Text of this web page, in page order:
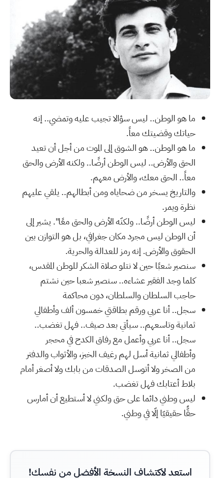
ما هو الوطن.. ليس سؤالا تجيب عليه وتمضي.. إنه
حياتك وقضيتك معاً.
ما هو الوطن.. هو الشوق إلى الموت من أجل أن تعيد
الحق والأرض.. ليس الوطن أرضًا.. ولكنه الأرض والحق
معاً.. الحق معك، والأرض معهم.
والتاريخ يسخر من ضحاياه ومن أبطالهم.. يلقي عليهم
نظرة ويمر.
ليس الوطن أرضًا.. ولكنّه الأرض والحق معًا". يشير إلى
أن الوطن ليس مجرد مكان جغرافي، بل هو التوازن بين
الحقوق والأرض. إنه رمز للعدالة والحرية.
سنصير شعبًا حين لا نتلو صلاة الشكر للوطن المقدس،
كلما وجد الفقير عشاءه.. سنصير شعبا حين نشتم
حاجب السلطان والسلطان، دون محاكمة
سجل.. أنا عربي ورقم بطاقتي خمسون ألف وأطفالي
ثمانية وتاسعهم.. سيأتي بعد صيف.. فهل تغضب..
سجل.. أنا عربي وأعمل مع رفاق الكدح في محجر
وأطفالي ثمانية أسل لهم رغيف الخبز، والأثواب والدفتر
من الصخر ولا أتوسل الصدقات من بابك ولا أصغر أمام
بلاط أعتابك فهل تغضب.
ليس وطني دائما على حق ولكني لا أستطيع أن أمارس
حقًّا حقيقيّا إلّا في وطني.
استعد لاكتشاف النسخة الأفضل من نفسك!